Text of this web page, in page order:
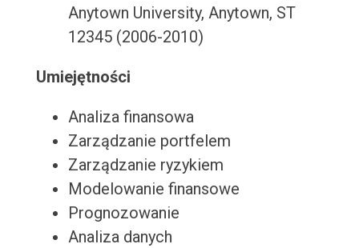
Anytown University, Anytown, ST
12345 (2006-2010)
Umiejętności
Analiza finansowa
Zarządzanie portfelem
Zarządzanie ryzykiem
Modelowanie finansowe
Prognozowanie
Analiza danych